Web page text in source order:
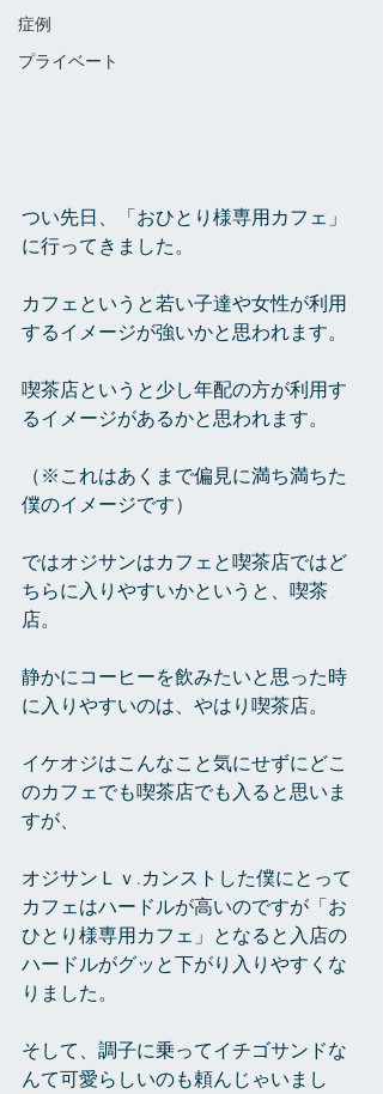
症例
プライベート
つい先日、「おひとり様専用カフェ」
に行ってきました。
カフェというと若い子達や女性が利用
するイメージが強いかと思われます。
喫茶店というと少し年配の方が利用す
るイメージがあるかと思われます。
（※これはあくまで偏見に満ち満ちた
僕のイメージです）
ではオジサンはカフェと喫茶店ではど
ちらに入りやすいかというと、喫茶
店。
静かにコーヒーを飲みたいと思った時
に入りやすいのは、やはり喫茶店。
イケオジはこんなこと気にせずにどこ
のカフェでも喫茶店でも入ると思いま
すが、
オジサンＬｖ.カンストした僕にとって
カフェはハードルが高いのですが「お
ひとり様専用カフェ」となると入店の
ハードルがグッと下がり入りやすくな
りました。
そして、調子に乗ってイチゴサンドな
んて可愛らしいのも頼んじゃいまし